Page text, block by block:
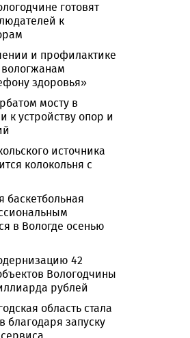
готовят
к
и профилактике
вологжанам
здоровья»
мосту в
к устройству опор и
источника
колокольня с
баскетбольная
в Вологде осенью
42
Вологодчины
рублей
область стала
благодаря запуску